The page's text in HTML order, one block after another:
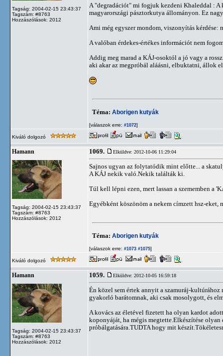
Tagság: 2004-02-15 23:43:37
Tagszám: #8763
Hozzászólások: 2012
A "degradációt" mi fogjuk kezdeni Khaleddal : A
magyarországi pásztorkutya állományon. Ez
Ami még egyszer mondom, viszonyítás kérdése:
A valóban érdekes-értékes információt nem
Addig meg marad a KÁJ-osoktól a jó vagy a
aki akar az megpróbál aláásni, elbuktatni, állok
Téma: Aborigen kutyák
[válaszok erre: #1072]
Kiváló dolgozó
Hamann
Tagság: 2004-02-15 23:43:37
Tagszám: #8763
Hozzászólások: 2012
1069. Elküldve: 2012-10-06 11:29:04
Sajnos ugyan az folytatódik mint előtte... a
A KÁJ nekik való.Nekik találták ki.
Túl kell lépni ezen, mert lassan a szememben a
Egyébként köszönöm a nekem címzett hsz-eket,
Téma: Aborigen kutyák
[válaszok erre: #1073 #1075]
Kiváló dolgozó
Hamann
Tagság: 2004-02-15 23:43:37
Tagszám: #8763
Hozzászólások: 2012
1059. Elküldve: 2012-10-05 16:59:18
Én közel sem értek annyit a szamuráj-
gyakorló barátomnak, aki csak mosolygott, és
A kovács az életével fizetett ha olyan kardot
koponyáját, ha mégis megtette.Elkészítése olyan
próbálgatására.TUDTA hogy mit